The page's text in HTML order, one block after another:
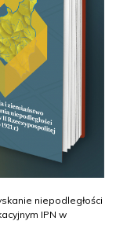
niepodległości
IPN w